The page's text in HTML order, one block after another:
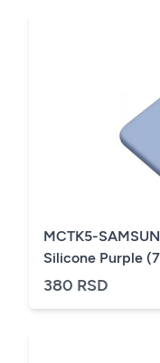
MCTK5-
Silicone Purple
380 RSD